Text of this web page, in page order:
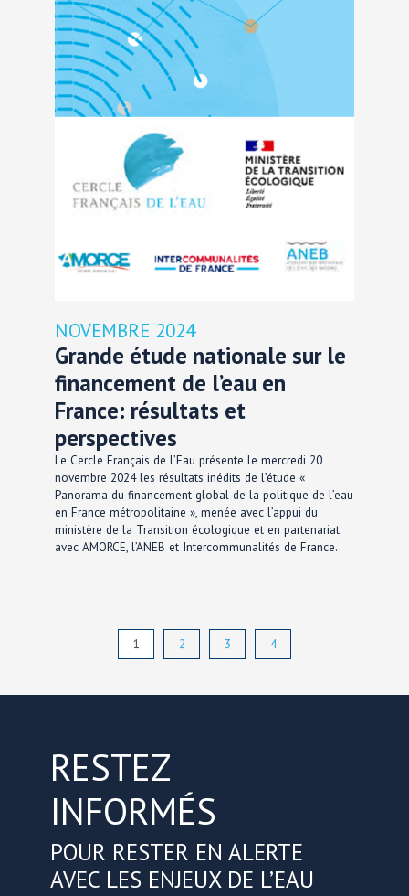
NOVEMBRE 2024
Grande étude nationale sur le
financement de l’eau en
France: résultats et
perspectives
Le Cercle Français de l’Eau présente le mercredi 20
novembre 2024 les résultats inédits de l’étude «
Panorama du financement global de la politique de l’eau
en France métropolitaine », menée avec l’appui du
ministère de la Transition écologique et en partenariat
avec AMORCE, l’ANEB et Intercommunalités de France.
1 2 3 4
RESTEZ
INFORMÉS
POUR RESTER EN ALERTE
AVEC LES ENJEUX DE L’EAU